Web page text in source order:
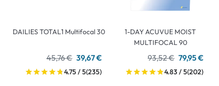
DAILIES TOTAL1 Multifocal 30
45,76 € 39,67 €
4.75 / 5(235)
1-DAY ACUVUE MOIST
MULTIFOCAL 90
93,52 € 79,95 €
4.83 / 5(202)